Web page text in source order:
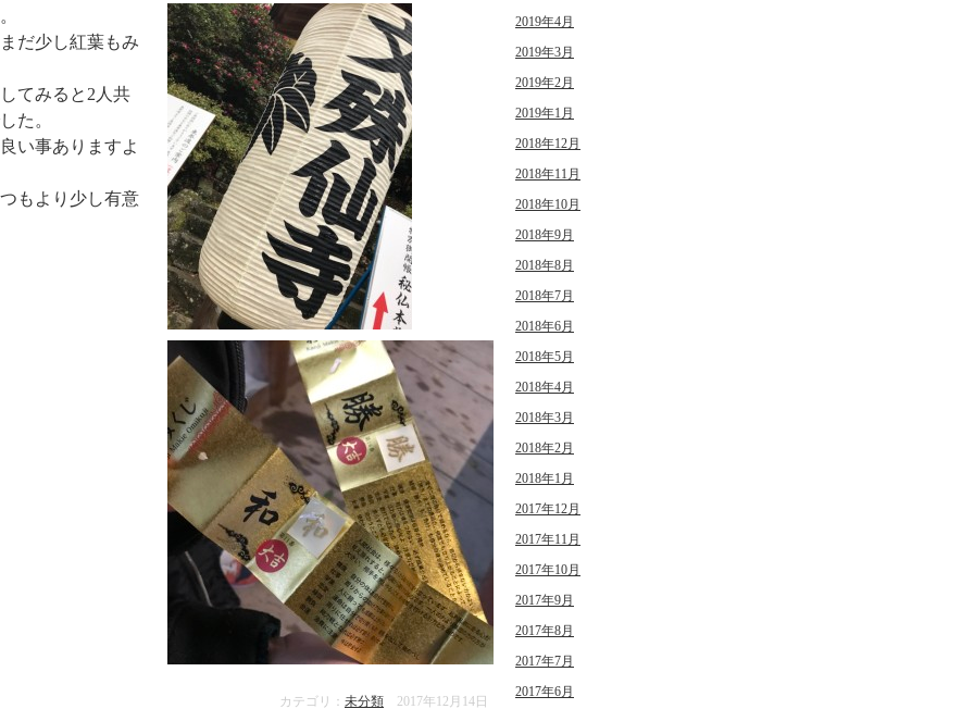
だ少し紅葉もみ
てみると2人共
た。
い事ありますよ
もより少し有意
カテゴリ： 未分類 2017年12月14日
2019年4月
2019年3月
2019年2月
2019年1月
2018年12月
2018年11月
2018年10月
2018年9月
2018年8月
2018年7月
2018年6月
2018年5月
2018年4月
2018年3月
2018年2月
2018年1月
2017年12月
2017年11月
2017年10月
2017年9月
2017年8月
2017年7月
2017年6月